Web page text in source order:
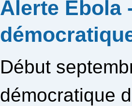
Alerte Ebola
Début
démocratique